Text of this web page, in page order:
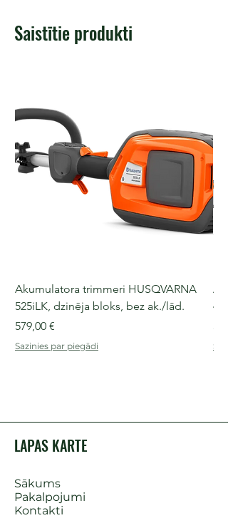
Saistītie produkti
Akumulatora trimmeri HUSQVARNA
525iLK, dzinēja bloks, bez ak./lād.
Cena
579,00 €
Sazinies par piegādi
LAPAS KARTE
Sākums
Pakalpojumi
Kontakti